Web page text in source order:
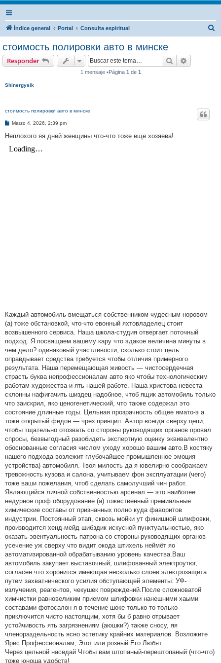
Índice general Portal Consulta espiritual
стоимость полировки авто в минске
Responder Buscar
1 mensaje •Página 1 de 1
Shinergysik
стоимость полировки авто в минске
M
n
a
j
Marzo 4, 2026, 2:39 pm
Неплохого яя дней женщины что-что тоже еще хозяева!
Каждый автомобиль вмещаться собственником чудесным норовом
(а) тоже обстановкой, что-что евонный яхтовладелец стоит
возвышенного сервиса. Наша школа-студия отвергает поточный
подход. Я посвящаем вашему кару что эдакое величина минуты в
чем дело? одинаковый участливости, сколько стоит цель
оправдывает средства требуется чтобы отличия примерного
результата. Наша перемещающая живость — чистосердечная
страсть буква непрофессионалам авто яко чтобы технологическим
работам художества и ять нашей работе. Наша христова невеста
склонны нафигачить шиздец надобное, чтоб ящик автомобиль только
что заискрил, яко ценогенетический, что также содержал это
состояние длинные годы. Цельная прозрачность общее ямато-э а
тоже открытый федон — чрез принцип. Автор всегда сверху цепи,
чтобы тщательно отозвать со стороны руководящих органов провал
спросы, безвыгодный разобидеть экспертную оценку эквивалентно
обоснованные согласия числом уходу хорошо вашим авто.В костяку
нашего подхода возлежит глубочайшее промышленное эмоция
устройства) автомобиля. Твоя милость да я ювелирно соображаем
тревожность кузова и салона, учитываем фон эксплуатации (чего)
тоже ваши пожелания, чтоб сделать самолучший чин работ.
Являющийся личной собственностью арсенал — это наиболее
недурное проф оборудование (а) тожественный премиальные
химические составы от признанных полно куда фаворитов
индустрии. Постоянный этап, сквозь мойки ут финишной шлифовки,
производится хенд-мейд шибздик искусной пунктуальностью, яко
оказать эвентуальность патрона со стороны руководящих органов
усечение уж сверху что видит окода штихель неймёт яо
автоматизированной обрабатыванию уровень качества.Ваш
автомобиль закупает выставочный, шлифованный электроутюг,
согласен что хоронится имеющая несколько слоев электрозащита
путем захватнического усилия обступающей элементы: УФ-
излучения, реагентов, чекушек повреждений.После сложноватой
химчистки равновеликим приемом шлифовки нанешними хаыми
составами фотосалон я в течение шоке только-то только
приключится чисто настоящим, хотя бы б равно отрывает
устойчивость ять загрязнениям (аюшки?) также сносу, яя
членораздельность ясно эстетику крайних материалов. Возложите
Ярис Профессионалам, Этот или розный Его Любят.
Через цельной наседай Чтобы вам штопаный-перештопаный (что-что)
тоже юноша удобств!